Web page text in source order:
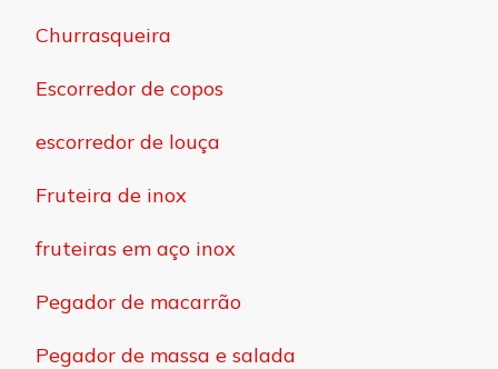
Churrasqueira
Escorredor de copos
escorredor de louça
Fruteira de inox
fruteiras em aço inox
Pegador de macarrão
Pegador de massa e salada